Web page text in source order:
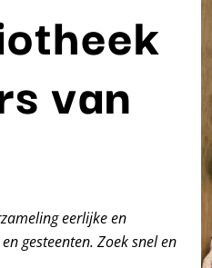
van
eerlijke en
gesteenten. Zoek snel en